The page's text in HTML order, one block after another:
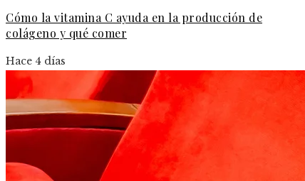
Cómo la vitamina C ayuda en la producción de
colágeno y qué comer
Hace 4 días